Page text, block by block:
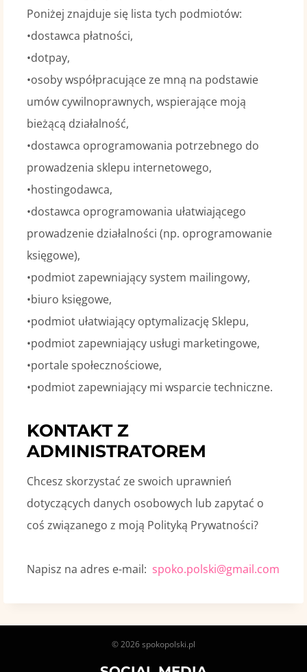
Poniżej znajduje się lista tych podmiotów:
•dostawca płatności,
•dotpay,
•osoby współpracujące ze mną na podstawie
umów cywilnoprawnych, wspierające moją
bieżącą działalność,
•dostawca oprogramowania potrzebnego do
prowadzenia sklepu internetowego,
•hostingodawca,
•dostawca oprogramowania ułatwiającego
prowadzenie działalności (np. oprogramowanie
księgowe),
•podmiot zapewniający system mailingowy,
•biuro księgowe,
•podmiot ułatwiający optymalizację Sklepu,
•podmiot zapewniający usługi marketingowe,
•portale społecznościowe,
•podmiot zapewniający mi wsparcie techniczne.
KONTAKT Z
ADMINISTRATOREM
Chcesz skorzystać ze swoich uprawnień
dotyczących danych osobowych lub zapytać o
coś związanego z moją Polityką Prywatności?
Napisz na adres e-mail: spoko.polski@gmail.com
© 2026 spokopolski.pl